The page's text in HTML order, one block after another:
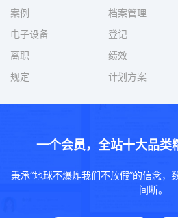
案例
档案管理
电子设备
登记
离职
绩效
规定
计划方案
一个会员，全站十大品类
秉承“地球不爆炸我们不放假”的信念，
间断。